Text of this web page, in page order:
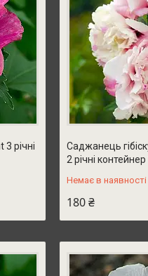
річні
Саджанець
2 річні
Немає в наявності
180 ₴